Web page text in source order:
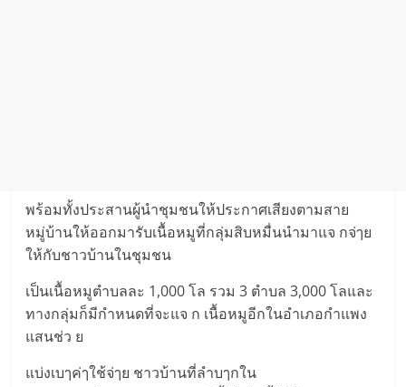
พร้อมทั้งประสานผู้นำชุมชนให้ประกาศเสียงตามสาย
หมู่บ้านให้ออกมารับเนื้อหมูที่กลุ่มสิบหมื่นนำมาแจ กจ่ๅย
ให้กับชาวบ้านในชุมชน
เป็นเนื้อหมูตำบลละ 1,000 โล รวม 3 ตำบล 3,000 โลและ
ทางกลุ่มก็มีกำหนดที่จะแจ ก เนื้อหมูอีกในอำเภอกำแพง
แสนช่ว ย
แบ่งเบๅค่ๅใช้จ่ๅย ชาวบ้านที่ลำบๅกใน